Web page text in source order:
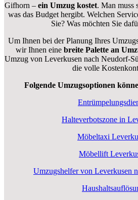
Gifhorn – ein Umzug kostet. Man muss
was das Budget hergibt. Welchen
Sie? Was möchten Sie
Um Ihnen bei der Planung Ihres
wir Ihnen eine breite Palette an
Umzug von Leverkusen nach Neudorf-
die volle
Folgende Umzugsoptionen
Halteverbotszone in
Möbeltaxi
Möbellift
Umzugshelfer von Leverkusen